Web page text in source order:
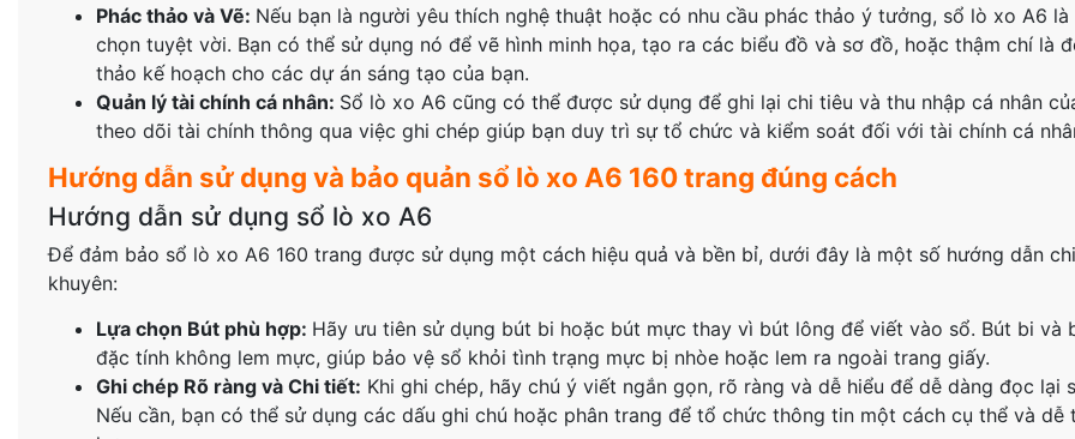
Phác thảo và Vẽ: Nếu bạn là người yêu thích nghệ thuật hoặc có nhu cầu phác thảo ý tưởng, sổ lò xo A6
chọn tuyệt vời. Bạn có thể sử dụng nó để vẽ hình minh họa, tạo ra các biểu đồ và sơ đồ, hoặc thậm chí là
thảo kế hoạch cho các dự án sáng tạo của bạn.
Quản lý tài chính cá nhân: Sổ lò xo A6 cũng có thể được sử dụng để ghi lại chi tiêu và thu nhập cá nhân
theo dõi tài chính thông qua việc ghi chép giúp bạn duy trì sự tổ chức và kiểm soát đối với tài chính cá
Hướng dẫn sử dụng và bảo quản sổ lò xo A6 160 trang đúng cách
Hướng dẫn sử dụng sổ lò xo A6
Để đảm bảo sổ lò xo A6 160 trang được sử dụng một cách hiệu quả và bền bỉ, dưới đây là một số hướng dẫn
khuyên:
Lựa chọn Bút phù hợp: Hãy ưu tiên sử dụng bút bi hoặc bút mực thay vì bút lông để viết vào sổ. Bút bi và
đặc tính không lem mực, giúp bảo vệ sổ khỏi tình trạng mực bị nhòe hoặc lem ra ngoài trang giấy.
Ghi chép Rõ ràng và Chi tiết: Khi ghi chép, hãy chú ý viết ngắn gọn, rõ ràng và dễ hiểu để dễ dàng đọc lại
Nếu cần, bạn có thể sử dụng các dấu ghi chú hoặc phân trang để tổ chức thông tin một cách cụ thể và dễ